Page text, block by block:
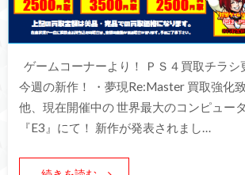
ゲームコーナーより！ ＰＳ４買取チラシ
今週の新作！ ・夢現Re:Master 買取強化
他、現在開催中の 世界最大のコンピュー
『E3』にて！ 新作が発表されまし…